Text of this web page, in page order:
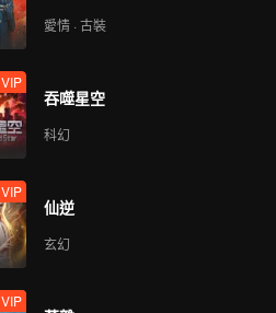
愛情 · 古裝
VIP
吞噬星空
科幻
VIP
仙逆
玄幻
VIP